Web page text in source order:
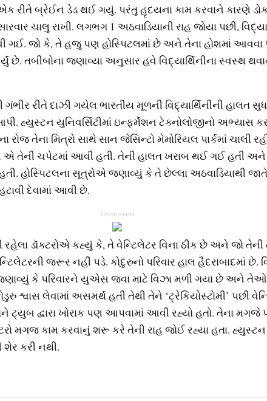
રીતે બ્રેઈન ડેડ થઈ ગયું. પરંતુ હૃદયના કામ કરવાને કારણે
ચાલુ રાખી. લગભગ 1 અઠવાડિયાની રાહ જોયા પછી,
ગઈ. જો કે, તે હજુ પણ હોસ્પિટલમાં છે અને તેના હોશમાં આવવા
છે. તબીબોના જણાવ્યા અનુસાર હવે વિદ્યાર્થિનીના સ્વસ્થ
રીતે દાઝી ગયેલ ભારતીય મૂળની વિદ્યાર્થિનીની હાલત
હ્યુસ્ટન યુનિવર્સિટીમાં ઇન્ફર્મેશન ટેક્નોલોજીનો અભ્યાસ
તેના મિત્રો સાથે સાન જેસિન્ટો મેમોરિયલ પાર્કમાં ચાલી
તેની ચપેટમાં આવી હતી. તેની હાલત ખરાબ થઈ ગઈ હતી અને
હોસ્પિટલના સૂત્રોએ જણાવ્યું કે તે છેલ્લા અઠવાડિયાથી
દેવામાં આવી છે.
Advertisement
રહેલા ડૉક્ટરોએ કહ્યું કે, તે વેન્ટિલેટર વિના ઠીક છે અને જો
જરૂર નહીં પડે. કોદુરુનો પરિવાર હાલ હૈદરાબાદમાં છે.
કે પરિવારને યુએસ જવા માટે વિઝા મળી ગયા છે અને
શ્વાસ લેવામાં અસમર્થ હતી તેથી તેને ‘ટ્રેકિયોસ્ટોમી’ પછી
દ્વારા ખોરાક પણ આપવામાં આવી રહ્યો હતો. તેના મગજે
મગજ કામ કરવાનું શરૂ કરે તેની રાહ જોઈ રહ્યા હતા.
કરી નથી.